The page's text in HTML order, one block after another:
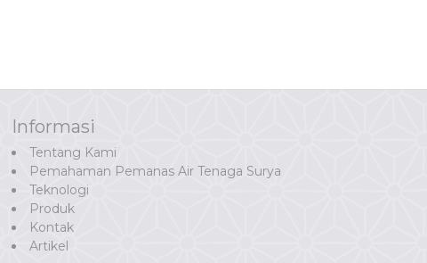
Informasi
Tentang Kami
Pemahaman Pemanas Air Tenaga Surya
Teknologi
Produk
Kontak
Artikel